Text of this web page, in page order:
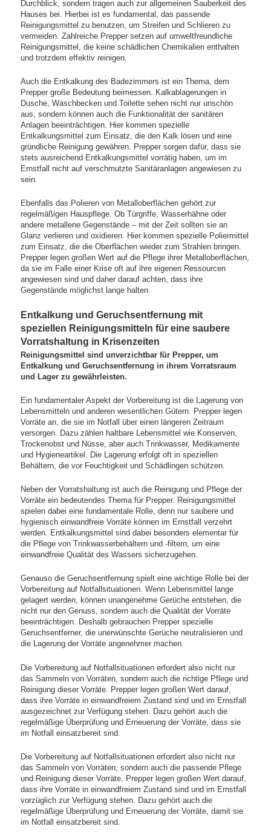
Durchblick, sondern tragen auch zur allgemeinen Sauberkeit des
Hauses bei. Hierbei ist es fundamental, das passende
Reinigungsmittel zu benutzen, um Streifen und Schlieren zu
vermeiden. Zahlreiche Prepper setzen auf umweltfreundliche
Reinigungsmittel, die keine schädlichen Chemikalien enthalten
und trotzdem effektiv reinigen.
Auch die Entkalkung des Badezimmers ist ein Thema, dem
Prepper große Bedeutung beimessen. Kalkablagerungen in
Dusche, Waschbecken und Toilette sehen nicht nur unschön
aus, sondern können auch die Funktionalität der sanitären
Anlagen beeinträchtigen. Hier kommen spezielle
Entkalkungsmittel zum Einsatz, die den Kalk lösen und eine
gründliche Reinigung gewähren. Prepper sorgen dafür, dass sie
stets ausreichend Entkalkungsmittel vorrätig haben, um im
Ernstfall nicht auf verschmutzte Sanitäranlagen angewiesen zu
sein.
Ebenfalls das Polieren von Metalloberflächen gehört zur
regelmäßigen Hauspflege. Ob Türgriffe, Wasserhähne oder
andere metallene Gegenstände – mit der Zeit sollten sie an
Glanz verlieren und oxidieren. Hier kommen spezielle Poliermittel
zum Einsatz, die die Oberflächen wieder zum Strahlen bringen.
Prepper legen großen Wert auf die Pflege ihrer Metalloberflächen,
da sie im Falle einer Krise oft auf ihre eigenen Ressourcen
angewiesen sind und daher darauf achten, dass ihre
Gegenstände möglichst lange halten.
Entkalkung und Geruchsentfernung mit
speziellen Reinigungsmitteln für eine saubere
Vorratshaltung in Krisenzeiten
Reinigungsmittel sind unverzichtbar für Prepper, um
Entkalkung und Geruchsentfernung in ihrem Vorratsraum
und Lager zu gewährleisten.
Ein fundamentaler Aspekt der Vorbereitung ist die Lagerung von
Lebensmitteln und anderen wesentlichen Gütern. Prepper legen
Vorräte an, die sie im Notfall über einen längeren Zeitraum
versorgen. Dazu zählen haltbare Lebensmittel wie Konserven,
Trockenobst und Nüsse, aber auch Trinkwasser, Medikamente
und Hygieneartikel. Die Lagerung erfolgt oft in speziellen
Behältern, die vor Feuchtigkeit und Schädlingen schützen.
Neben der Vorratshaltung ist auch die Reinigung und Pflege der
Vorräte ein bedeutendes Thema für Prepper. Reinigungsmittel
spielen dabei eine fundamentale Rolle, denn nur saubere und
hygienisch einwandfreie Vorräte können im Ernstfall verzehrt
werden. Entkalkungsmittel sind dabei besonders elementar für
die Pflege von Trinkwasserbehältern und -filtern, um eine
einwandfreie Qualität des Wassers sicherzugehen.
Genauso die Geruchsentfernung spielt eine wichtige Rolle bei der
Vorbereitung auf Notfallsituationen. Wenn Lebensmittel lange
gelagert werden, können unangenehme Gerüche entstehen, die
nicht nur den Genuss, sondern auch die Qualität der Vorräte
beeinträchtigen. Deshalb gebrauchen Prepper spezielle
Geruchsentferner, die unerwünschte Gerüche neutralisieren und
die Lagerung der Vorräte angenehmer machen.
Die Vorbereitung auf Notfallsituationen erfordert also nicht nur
das Sammeln von Vorräten, sondern auch die richtige Pflege und
Reinigung dieser Vorräte. Prepper legen großen Wert darauf,
dass ihre Vorräte in einwandfreiem Zustand sind und im Ernstfall
ausgezeichnet zur Verfügung stehen. Dazu gehört auch die
regelmäßige Überprüfung und Erneuerung der Vorräte, dass sie
im Notfall einsatzbereit sind.
Die Vorbereitung auf Notfallsituationen erfordert also nicht nur
das Sammeln von Vorräten, sondern auch die passende Pflege
und Reinigung dieser Vorräte. Prepper legen großen Wert darauf,
dass ihre Vorräte in einwandfreiem Zustand sind und im Ernstfall
vorzüglich zur Verfügung stehen. Dazu gehört auch die
regelmäßige Überprüfung und Erneuerung der Vorräte, damit sie
im Notfall einsatzbereit sind.